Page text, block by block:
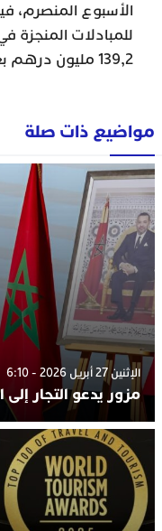
الأسبوع المنصرم،
للمبادلات المنجزة
139,2 مليون درهم بعد 107,5 مليون درهم.
مواضيع ذات صلة
الإثنين 27 أبريل 2026 - 6:10
مزور يدعو التجار إلى